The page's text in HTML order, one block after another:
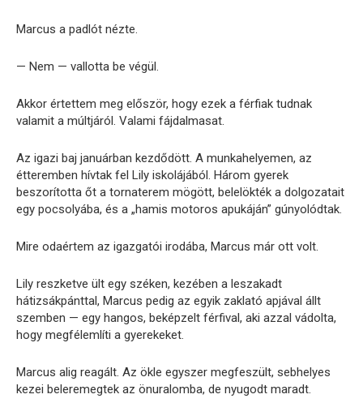
Marcus a padlót nézte.
— Nem — vallotta be végül.
Akkor értettem meg először, hogy ezek a férfiak tudnak
valamit a múltjáról. Valami fájdalmasat.
Az igazi baj januárban kezdődött. A munkahelyemen, az
étteremben hívtak fel Lily iskolájából. Három gyerek
beszorította őt a tornaterem mögött, belelökték a dolgozatait
egy pocsolyába, és a „hamis motoros apukáján” gúnyolódtak.
Mire odaértem az igazgatói irodába, Marcus már ott volt.
Lily reszketve ült egy széken, kezében a leszakadt
hátizsákpánttal, Marcus pedig az egyik zaklató apjával állt
szemben — egy hangos, beképzelt férfival, aki azzal vádolta,
hogy megfélemlíti a gyerekeket.
Marcus alig reagált. Az ökle egyszer megfeszült, sebhelyes
kezei beleremegtek az önuralomba, de nyugodt maradt.